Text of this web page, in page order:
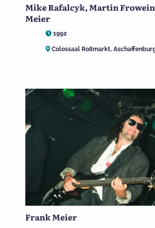
Mike Rafalcyk, Martin
Meier
1992
Colossaal Roßmarkt,
Frank Meier